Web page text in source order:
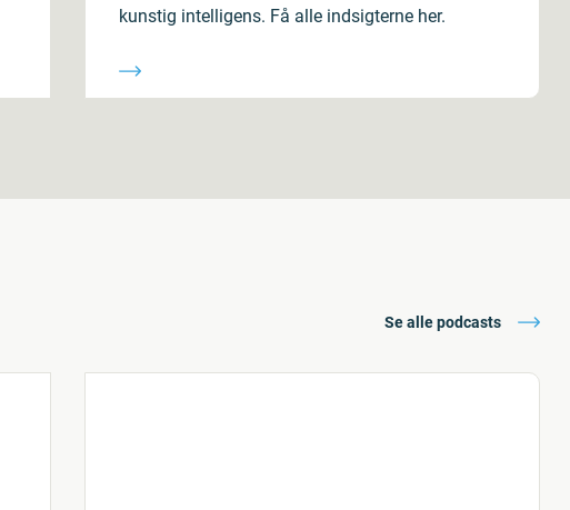
kunstig intelligens. Få alle indsigterne her.
Se alle podcasts